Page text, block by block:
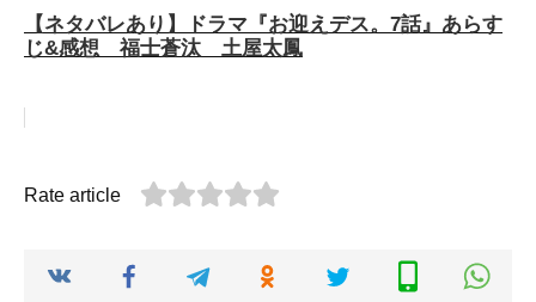
【ネタバレあり】ドラマ『お迎えデス。7話』あらす
じ&感想 福士蒼汰 土屋太鳳
Rate article